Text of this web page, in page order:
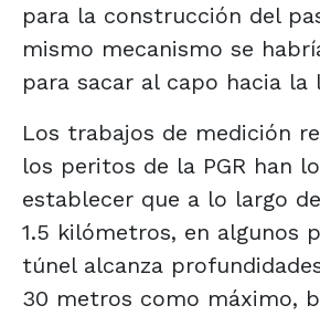
para la construcción del
mismo mecanismo se
para sacar al capo hacia la
Los trabajos de medición
los peritos de la PGR han
establecer que a lo largo
1.5 kilómetros, en algunos
túnel alcanza
30 metros como máximo,